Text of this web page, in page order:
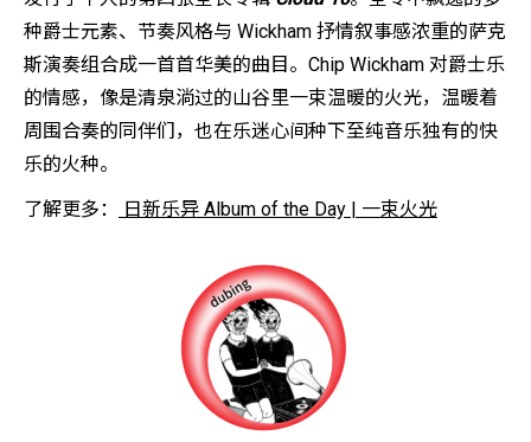
种爵士元素、节奏风格与 Wickham 抒情叙事感浓重的萨克
斯演奏组合成一首首华美的曲目。Chip Wickham 对爵士乐
的情感，像是清泉淌过的山谷里一束温暖的火光，温暖着
周围合奏的同伴们，也在乐迷心间种下至纯音乐独有的快
乐的火种。
了解更多：
日新乐异 Album of the Day | 一束火光